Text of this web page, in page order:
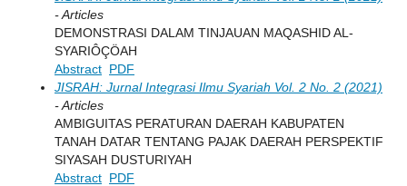
- Articles
DEMONSTRASI DALAM TINJAUAN MAQASHID AL-
SYARIÔÇÖAH
Abstract PDF
JISRAH: Jurnal Integrasi Ilmu Syariah Vol. 2 No. 2 (2021)
- Articles
AMBIGUITAS PERATURAN DAERAH KABUPATEN
TANAH DATAR TENTANG PAJAK DAERAH PERSPEKTIF
SIYASAH DUSTURIYAH
Abstract PDF